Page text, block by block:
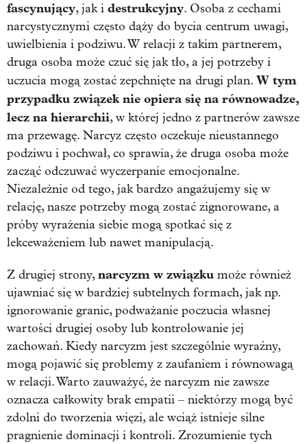
fascynujący, jak i destrukcyjny. Osoba z cechami
narcystycznymi często dąży do bycia centrum uwagi,
uwielbienia i podziwu. W relacji z takim partnerem,
druga osoba może czuć się jak tło, a jej potrzeby i
uczucia mogą zostać zepchnięte na drugi plan. W tym
przypadku związek nie opiera się na równowadze,
lecz na hierarchii, w której jedno z partnerów zawsze
ma przewagę. Narcyz często oczekuje nieustannego
podziwu i pochwał, co sprawia, że druga osoba może
zacząć odczuwać wyczerpanie emocjonalne.
Niezależnie od tego, jak bardzo angażujemy się w
relację, nasze potrzeby mogą zostać zignorowane, a
próby wyrażenia siebie mogą spotkać się z
lekceważeniem lub nawet manipulacją.
Z drugiej strony,narcyzm w związku może również
ujawniać się w bardziej subtelnych formach, jak np.
ignorowanie granic, podważanie poczucia własnej
wartości drugiej osoby lub kontrolowanie jej
zachowań. Kiedy narcyzm jest szczególnie wyraźny,
mogą pojawić się problemy z zaufaniem i równowagą
w relacji. Warto zauważyć, że narcyzm nie zawsze
oznacza całkowity brak empatii – niektórzy mogą być
zdolni do tworzenia więzi, ale wciąż istnieje silne
pragnienie dominacji i kontroli. Zrozumienie tych